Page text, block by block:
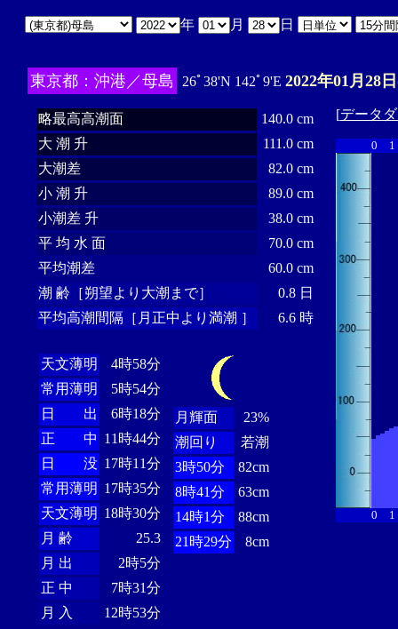
年 月 日
東京都：沖港／母島 26ﾟ38'N 142ﾟ9'E 2022年01月28
略最高高潮面
140.0 cm
大 潮 升
111.0 cm
大潮差
82.0 cm
小 潮 升
89.0 cm
小潮差 升
38.0 cm
平 均 水 面
70.0 cm
平均潮差
60.0 cm
潮 齢［朔望より大潮まで］
0.8 日
平均高潮間隔［月正中より満潮 ］
6.6 時
天文薄明
4時58分
常用薄明
5時54分
日 出
6時18分
正 中 11時44分
日 没 17時11分
常用薄明 17時35分
天文薄明 18時30分
月 齢
25.3
月 出
2時5分
正 中
7時31分
月 入
12時53分
月輝面
23%
潮回り
若潮
3時50分
82cm
8時41分
63cm
14時1分
88cm
21時29分
8cm
[データ
0 1
0 1